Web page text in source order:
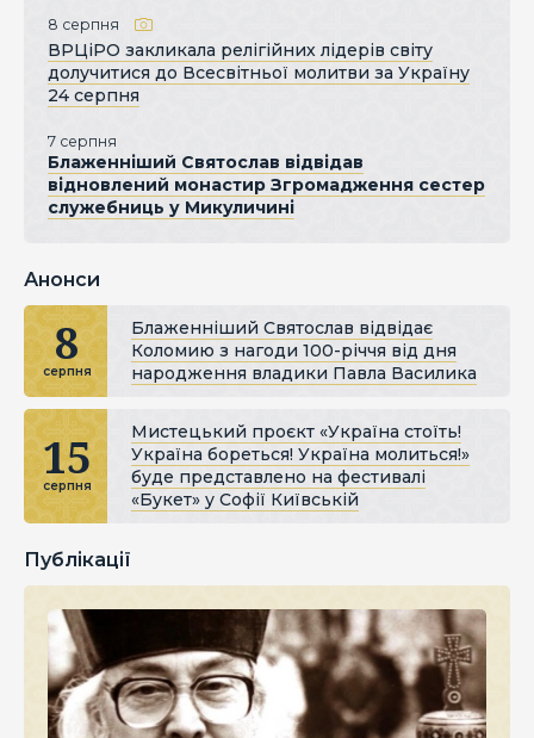
8 серпня
ВРЦіРО закликала релігійних лідерів світу
долучитися до Всесвітньої молитви за Україну
24 серпня
7 серпня
Блаженніший Святослав відвідав
відновлений монастир Згромадження сестер
служебниць у Микуличині
Анонси
8
серпня
Блаженніший Святослав відвідає
Коломию з нагоди 100-річчя від дня
народження владики Павла Василика
15
серпня
Мистецький проєкт «Україна стоїть!
Україна бореться! Україна молиться!»
буде представлено на фестивалі
«Букет» у Софії Київській
Публікації